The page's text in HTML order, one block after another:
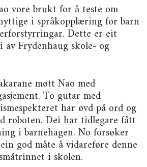
vore brukt for å teste om
i språkopplæring for barn
Dette er eit
Frydenhaug skole- og
møtt Nao med
To gutar med
har øvd på ord og
roboten. Dei har tidlegare fått
i barnehagen. No forsøker
god måte å vidareføre denne
i skolen.